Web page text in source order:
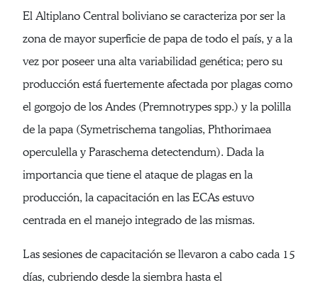
El Altiplano Central boliviano se caracteriza por ser la
zona de mayor superficie de papa de todo el país, y a la
vez por poseer una alta variabilidad genética; pero su
producción está fuertemente afectada por plagas como
el gorgojo de los Andes (Premnotrypes spp.) y la polilla
de la papa (Symetrischema tangolias, Phthorimaea
operculella y Paraschema detectendum). Dada la
importancia que tiene el ataque de plagas en la
producción, la capacitación en las ECAs estuvo
centrada en el manejo integrado de las mismas.
Las sesiones de capacitación se llevaron a cabo cada 15
días, cubriendo desde la siembra hasta el